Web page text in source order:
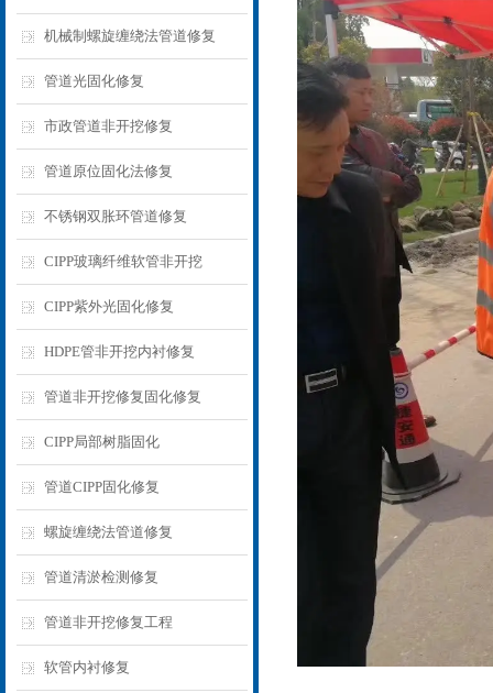
机械制螺旋缠绕法管道修复
管道光固化修复
市政管道非开挖修复
管道原位固化法修复
不锈钢双胀环管道修复
CIPP玻璃纤维软管非开挖
CIPP紫外光固化修复
HDPE管非开挖内衬修复
管道非开挖修复固化修复
CIPP局部树脂固化
管道CIPP固化修复
螺旋缠绕法管道修复
管道清淤检测修复
管道非开挖修复工程
软管内衬修复